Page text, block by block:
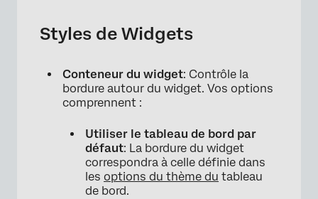
Styles de Widgets
Conteneur du widget: Contrôle la
bordure autour du widget. Vos options
comprennent :
Utiliser le tableau de bord par
défaut: La bordure du widget
correspondra à celle définie dans
les options du thème du tableau
de bord.